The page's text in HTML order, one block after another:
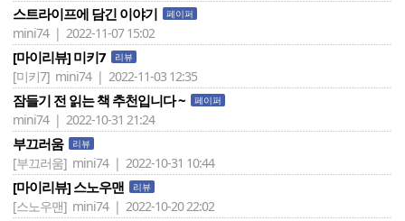
스트라이프에 담긴 이야기 페이퍼
mini74 | 2022-11-07 15:02
[마이리뷰] 미키7 리뷰
[미키7] mini74 | 2022-11-03 12:35
잠들기 전 읽는 책 추천입니다 ~ 페이퍼
mini74 | 2022-10-31 21:24
부끄러움 리뷰
[부끄러움] mini74 | 2022-10-31 10:44
[마이리뷰] 스노우맨 리뷰
[스노우맨] mini74 | 2022-10-20 22:02